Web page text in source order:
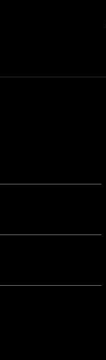
de la voie expresse à 5